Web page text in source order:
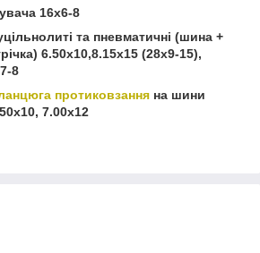
16х6-8
та пневматичні (шина +
6.50х10,8.15х15 (28х9-15),
8
протиковзання на шини
7.00х12